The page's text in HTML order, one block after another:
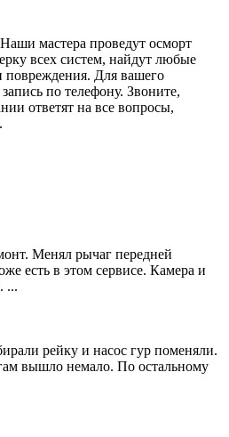
Наши мастера проведут осморт
всех систем, найдут любые
повреждения. Для вашего
по телефону. Звоните,
ответят на все вопросы,
Менял рычаг передней
есть в этом сервисе. Камера и
...
рейку и насос гур поменяли.
вышло немало. По остальному